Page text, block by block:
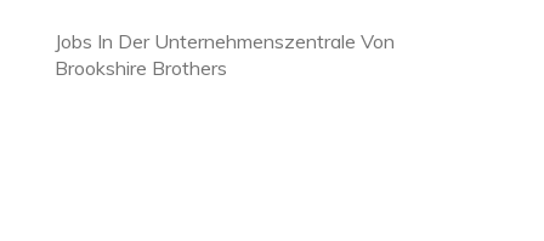
Jobs In Der Unternehmenszentrale Von
Brookshire Brothers